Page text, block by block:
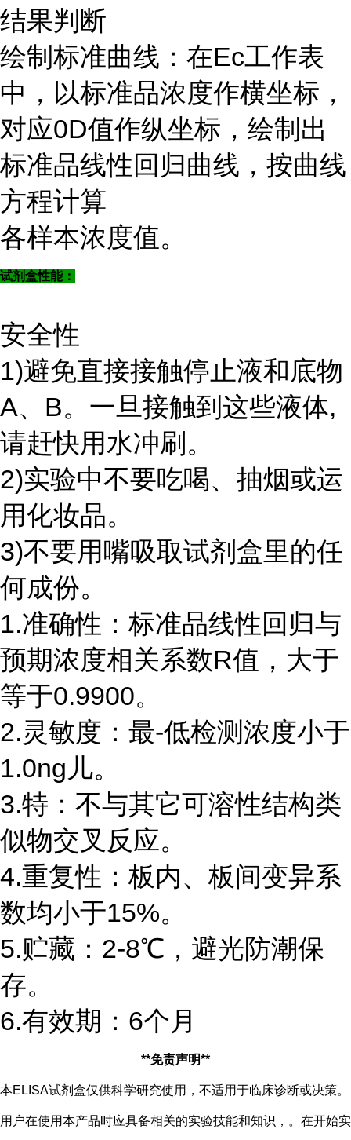
结果判断
绘制标准曲线：在Ec工作表
中，以标准品浓度作横坐标，
对应0D值作纵坐标，绘制出
标准品线性回归曲线，按曲线
方程计算
各样本浓度值。
试剂盒性能：
安全性
1)避免直接接触停止液和底物
A、B。一旦接触到这些液体,
请赶快用水冲刷。
2)实验中不要吃喝、抽烟或运
用化妆品。
3)不要用嘴吸取试剂盒里的任
何成份。
1.准确性：标准品线性回归与
预期浓度相关系数R值，大于
等于0.9900。
2.灵敏度：最-低检测浓度小于
1.0ng儿。
3.特：不与其它可溶性结构类
似物交叉反应。
4.重复性：板内、板间变异系
数均小于15%。
5.贮藏：2-8℃，避光防潮保
存。
6.有效期：6个月
**免责声明**
本ELISA试剂盒仅供科学研究使用，不适用于临床诊断或决策。
用户在使用本产品时应具备相关的实验技能和知识，。在开始实